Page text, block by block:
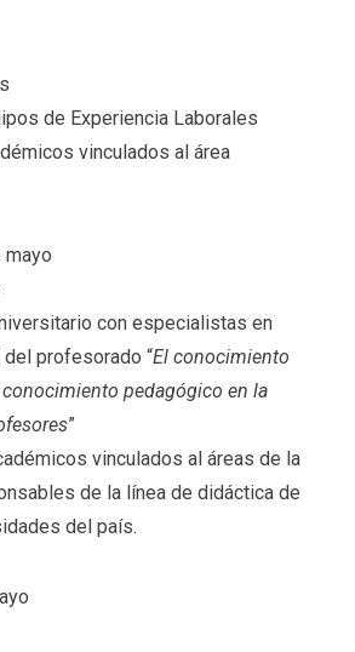
de Experiencia Laborales
vinculados al área
con especialistas en
profesorado “El conocimiento
pedagógico en la
”
vinculados al áreas de la
de la línea de didáctica de
del país.